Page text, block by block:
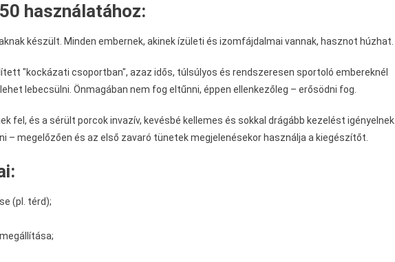
használatához:
készült. Minden embernek, akinek ízületi és izomfájdalmai vannak, hasznot húzhat.
"kockázati csoportban", azaz idős, túlsúlyos és rendszeresen sportoló embereknél
lebecsülni. Önmagában nem fog eltűnni, éppen ellenkezőleg – erősödni fog.
fel, és a sérült porcok invazív, kevésbé kellemes és sokkal drágább kezelést igényelnek.
– megelőzően és az első zavaró tünetek megjelenésekor használja a kiegészítőt.
(pl. térd);